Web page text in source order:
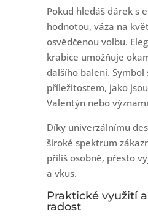
Pokud hledáš dárek s
hodnotou, váza na
osvědčenou volbu.
krabice umožňuje
dalšího balení. Symbol
příležitostem, jako
Valentýn nebo
Díky univerzálnímu
široké spektrum
příliš osobně, přesto
a vkus.
Praktické využití
radost